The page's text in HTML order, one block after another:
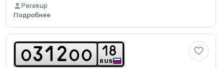
Perekup
Подробнее
o3 1 2 o o RUS
1 8